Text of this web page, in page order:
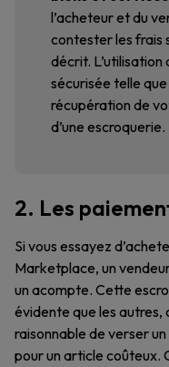
l’acheteur et du
contester les frais
décrit.
sécurisée telle
récupération de
d’une escroquerie.
2. Les
Si vous essayez
Marketplace, un
un acompte. Cette
évidente que les autres,
raisonnable de verser
pour un article coûteux.